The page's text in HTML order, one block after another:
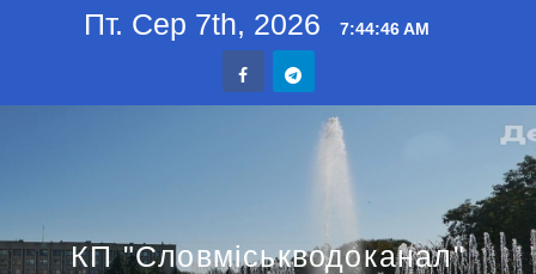
Пт. Сер 7th, 2026 7:44:46 AM
КП "Словміськводоканал"